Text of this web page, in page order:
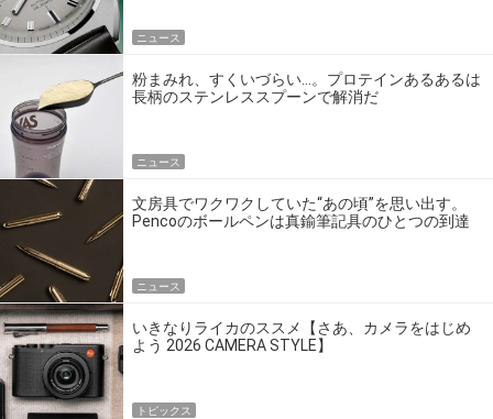
ニュース
粉まみれ、すくいづらい…。プロテインあるあるは
長柄のステンレススプーンで解消だ
ニュース
文房具でワクワクしていた“あの頃”を思い出す。
Pencoのボールペンは真鍮筆記具のひとつの到達
ニュース
いきなりライカのススメ【さあ、カメラをはじめ
よう 2026 CAMERA STYLE】
トピックス